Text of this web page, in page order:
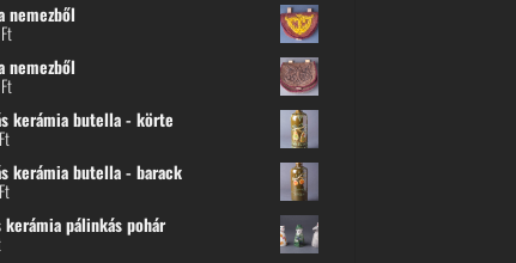
nemezből
Ft
nemezből
Ft
kerámia butella - körte
Ft
kerámia butella - barack
Ft
kerámia pálinkás pohár